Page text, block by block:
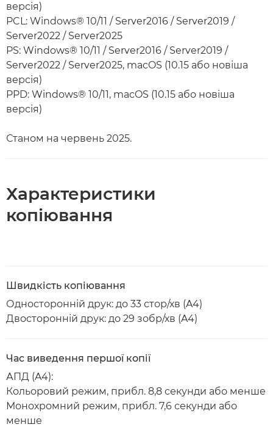
версія)
PCL: Windows® 10/11 / Server2016 / Server2019 /
Server2022 / Server2025
PS: Windows® 10/11 / Server2016 / Server2019 /
Server2022 / Server2025, macOS (10.15 або новіша
версія)
PPD: Windows® 10/11, macOS (10.15 або новіша
версія)
Станом на червень 2025.
Характеристики
копіювання
Швидкість копіювання
Односторонній друк: до 33 стор/хв (A4)
Двосторонній друк: до 29 зобр/хв (A4)
Час виведення першої копії
АПД (A4):
Кольоровий режим, прибл. 8,8 секунди або менше
Монохромний режим, прибл. 7,6 секунди або
менше